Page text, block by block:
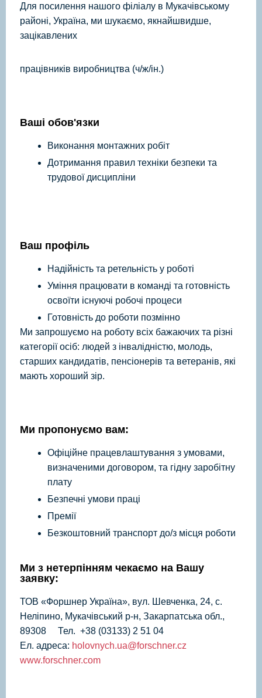
Для посилення нашого філіалу в Мукачівському
районі, Україна, ми шукаємо, якнайшвидше,
зацікавлених
працівників виробництва (ч/ж/ін.)
Ваші обов'язки
Виконання монтажних робіт
Дотримання правил техніки безпеки та
трудової дисципліни
Ваш профіль
Надійність та ретельність у роботі
Уміння працювати в команді та готовність
освоїти існуючі робочі процеси
Готовність до роботи позмінно
Ми запрошуємо на роботу всіх бажаючих та різні
категорії осіб: людей з інвалідністю, молодь,
старших кандидатів, пенсіонерів та ветеранів, які
мають хороший зір.
Ми пропонуємо вам:
Офіційне працевлаштування з умовами,
визначеними договором, та гідну заробітну
плату
Безпечні умови праці
Премії
Безкоштовний транспорт до/з місця роботи
Ми з нетерпінням чекаємо на Вашу
заявку:
ТОВ «Форшнер Україна», вул. Шевченка, 24, с.
Неліпино, Мукачівський р-н, Закарпатська обл.,
89308 Тел. +38 (03133) 2 51 04
Ел. адреса: holovnych.ua@forschner.cz
www.forschner.com